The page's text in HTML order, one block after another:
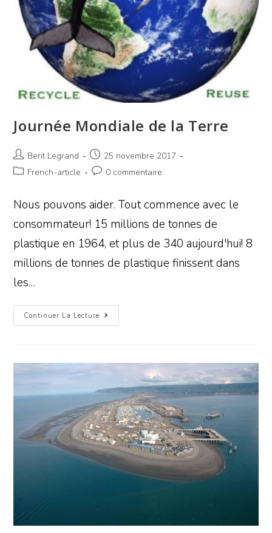
Journée Mondiale de la Terre
Berit Legrand
25 novembre 2017
French-article
0 commentaire
Nous pouvons aider. Tout commence avec le
consommateur! 15 millions de tonnes de
plastique en 1964, et plus de 340 aujourd'hui! 8
millions de tonnes de plastique finissent dans
les…
Continuer La Lecture